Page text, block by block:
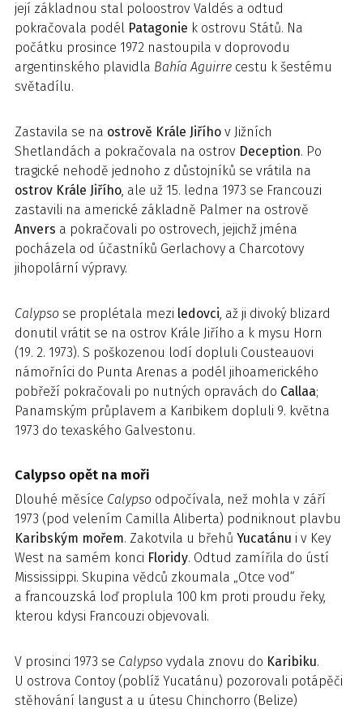
její základnou stal poloostrov Valdés a odtud
pokračovala podél Patagonie k ostrovu Států. Na
počátku prosince 1972 nastoupila v doprovodu
argentinského plavidla Bahía Aguirre cestu k šestému
světadílu.
Zastavila se na ostrově Krále Jiřího v Jižních
Shetlandách a pokračovala na ostrov Deception. Po
tragické nehodě jednoho z důstojníků se vrátila na
ostrov Krále Jiřího, ale už 15. ledna 1973 se Francouzi
zastavili na americké základně Palmer na ostrově
Anvers a pokračovali po ostrovech, jejichž jména
pocházela od účastníků Gerlachovy a Charcotovy
jihopolární výpravy.
Calypso se proplétala mezi ledovci, až ji divoký blizard
donutil vrátit se na ostrov Krále Jiřího a k mysu Horn
(19. 2. 1973). S poškozenou lodí dopluli Cousteauovi
námořníci do Punta Arenas a podél jihoamerického
pobřeží pokračovali po nutných opravách do Callaa;
Panamským průplavem a Karibikem dopluli 9. května
1973 do texaského Galvestonu.
Calypso opět na moři
Dlouhé měsíce Calypso odpočívala, než mohla v září
1973 (pod velením Camilla Aliberta) podniknout plavbu
Karibským mořem. Zakotvila u břehů Yucatánu i v Key
West na samém konci Floridy. Odtud zamířila do ústí
Mississippi. Skupina vědců zkoumala „Otce vod“
a francouzská loď proplula 100 km proti proudu řeky,
kterou kdysi Francouzi objevovali.
V prosinci 1973 se Calypso vydala znovu do Karibiku.
U ostrova Contoy (poblíž Yucatánu) pozorovali potápěči
stěhování langust a u útesu Chinchorro (Belize)